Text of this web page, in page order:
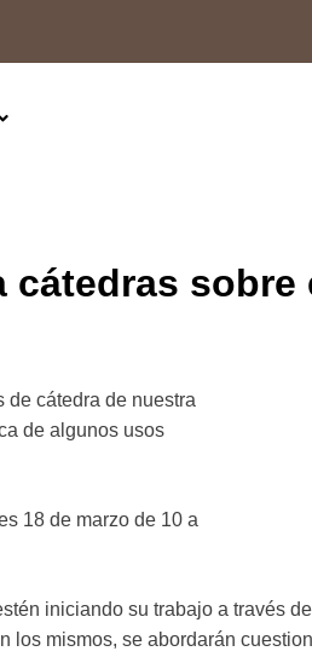
cátedras sobre
de cátedra de nuestra
de algunos usos
18 de marzo de 10 a
iniciando su trabajo a través
los mismos, se abordarán